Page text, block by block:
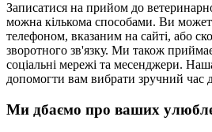
Записатися на прийом до
можна кількома способами. Ви
телефоном, вказаним на сайті, або
зворотного зв'язку. Ми також
соціальні мережі та месенджери.
допомогти вам вибрати зручний час
Ми дбаємо про ваших